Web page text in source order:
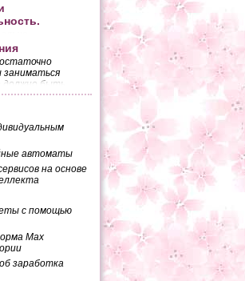
мужских
ее грудь.
людям, то
копируют
Это
заниматься
должно быть
по поводу
от
автоматы
на основе
с помощью
Max
заработка